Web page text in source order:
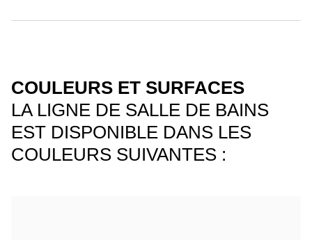
COULEURS ET SURFACES
LA LIGNE DE SALLE DE BAINS
EST DISPONIBLE DANS LES
COULEURS SUIVANTES :